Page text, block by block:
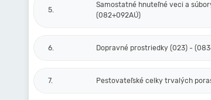
5.
Samostatné hnuteľné veci a
(082+092AÚ)
6. Dopravné prostriedky (023) -
7. Pestovateľské celky trvalých